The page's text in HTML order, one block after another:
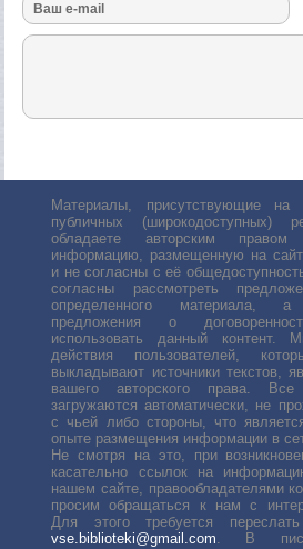
Материалы, присутствующие
публичных (широкодоступных)
обладаете авторским
информацию, размещенную на
и не согласны с её
согласны рассмотреть
определенного материала,
предложения о
использовать данный контент.
действия пользователей,
выкладывают источники текстов,
вашего авторского права.
загружаются автоматически, не
с чьей либо стороны, что
опыте размещения информации в
Не смотря на это, при
касательно ссылок на
нашем сайте, правообладателями
просим обращаться к нам с
Для этого требуется
vse.biblioteki@gmail.com. В